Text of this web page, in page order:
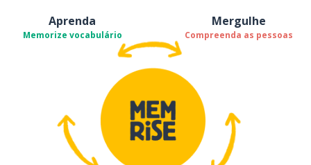
Aprenda
Memorize vocabulário
Mergulhe
Compreenda as pessoas